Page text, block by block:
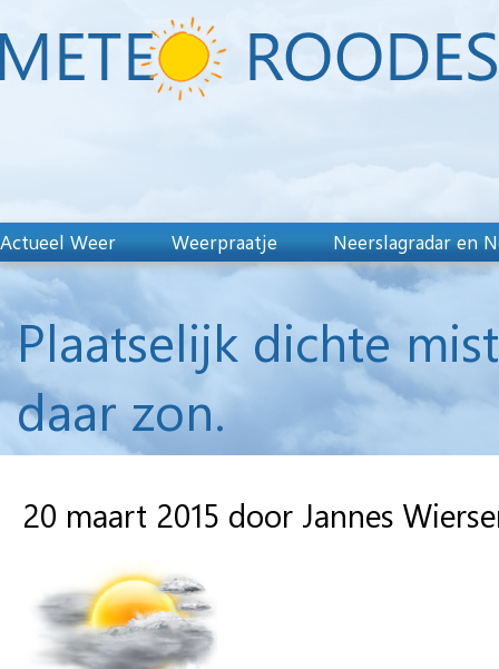
Actueel Weer Weerpraatje Neerslagradar en
Plaatselijk dichte
daar zon.
20 maart 2015 door Jannes